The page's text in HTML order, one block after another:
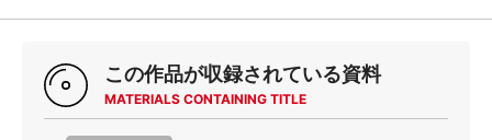
この作品が収録されている資料
MATERIALS CONTAINING TITLE